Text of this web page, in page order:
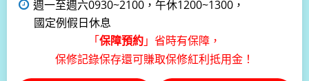
週一至週六0930~2100，午休1200~1300，
國定例假日休息
「保障預約 」省時有保障，
保修記錄保存還可賺取保修紅利抵用金！